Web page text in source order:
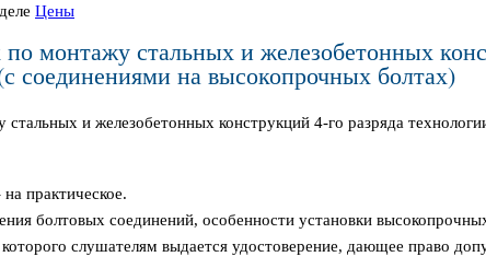
Цены
монтажу стальных и железобетонных
соединениями на высокопрочных болтах)
и железобетонных конструкций 4-го разряда
практическое.
болтовых соединений, особенности установки
слушателям выдается удостоверение, дающее право